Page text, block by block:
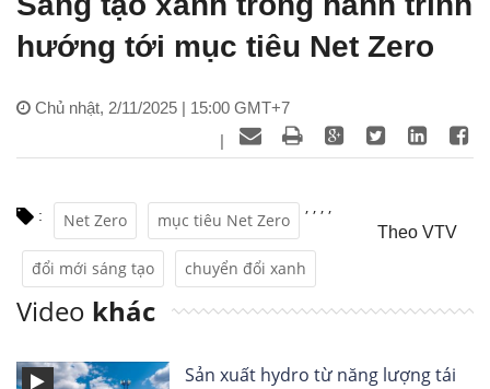
hướng tới mục tiêu Net Zero
Chủ nhật, 2/11/2025 | 15:00 GMT+7
|
Theo VTV
: Net Zero
,
mục tiêu Net Zero
,
đổi mới sáng tạo
,
chuyển đổi xanh
,
Video khác
Sản xuất hydro từ năng lượng tái